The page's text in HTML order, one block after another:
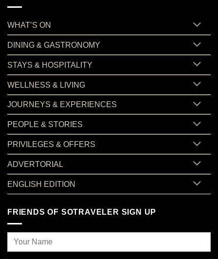
WHAT’S ON
DINING & GASTRONOMY
STAYS & HOSPITALITY
WELLNESS & LIVING
JOURNEYS & EXPERIENCES
PEOPLE & STORIES
PRIVILEGES & OFFERS
ADVERTORIAL
ENGLISH EDITION
FRIENDS OF SOTRAVELER SIGN UP